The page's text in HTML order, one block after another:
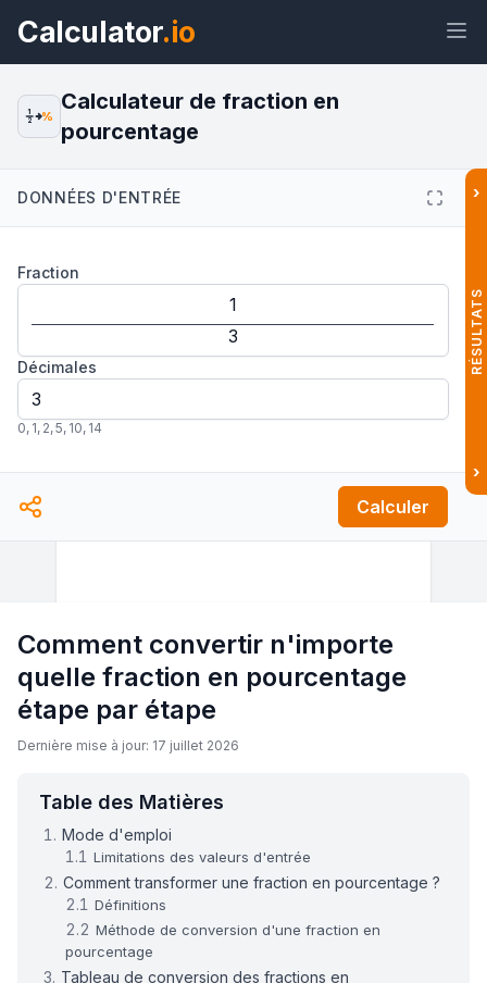
Calculator.io
1
2
%
Calculateur de fraction en
pourcentage
DONNÉES D'ENTRÉE
Fraction
Décimales
0, 1, 2,5, 10, 14
Calculer
›
RÉSULTATS
›
Comment convertir n'importe
quelle fraction en pourcentage
étape par étape
Dernière mise à jour: 17 juillet 2026
Table des Matières
Mode d'emploi
Limitations des valeurs d'entrée
Comment transformer une fraction en pourcentage ?
Définitions
Méthode de conversion d'une fraction en
pourcentage
Tableau de conversion des fractions en